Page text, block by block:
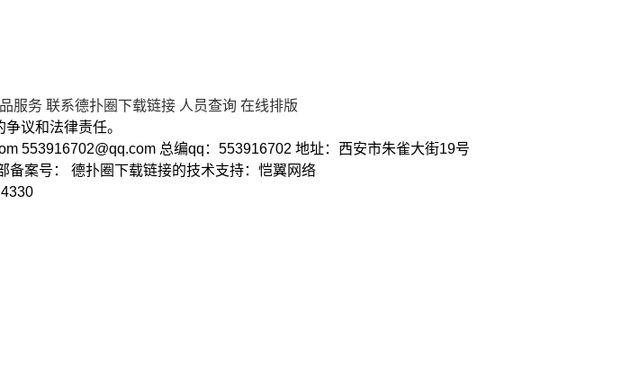
服务 联系德扑圈下载链接 人员查询 在线排版
议和法律责任。
553916702@qq.com 总编qq：553916702 地址：西安市朱雀大街19号
案号： 德扑圈下载链接的技术支持：恺翼网络